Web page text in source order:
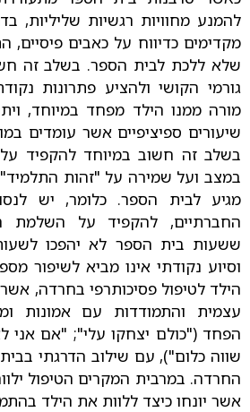
להמנע מחוויות רגשיות שליליות,
מקדימים כדיווח על כאבים פיסיים,
שלא ללכת לבית הספר. בשלב זה
גורמי הקושי ולהציע פתרונות
מורה ממנו הילד מפחד במיוחד,
שיעורים ספיציפיים אשר עומדים
בשלב זה חשוב במיוחד להקפיד על
במצב ועל שמירה על "זהות
מגיע לבית הספר. כלומר, יש
החברתיים, להקפיד על השלמת
ששעות בית הספר לא יהפכו
וסיוע נקודתי אינו מביא לשיפור
הילד לטיפול פסיכותרפי בחרדה,
עצמית והתמודדות עם אמונות
הפחד ("כולם יצחקו עלי"; "אם אני
שווה כלום"), עם שילוב הדרגתי
החרדה. במרבית המקרים הטיפול
אשר יונחו כיצד ללוות את הילד